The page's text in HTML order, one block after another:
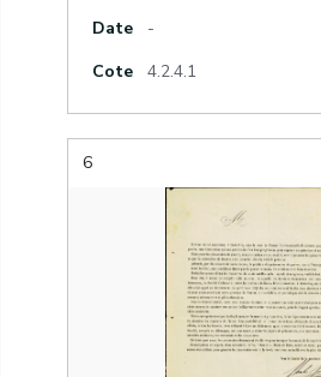
Date
-
Cote
4.2.4.1
6